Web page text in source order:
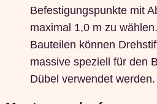
Befestigungspunkte mit
maximal 1,0 m zu
Bauteilen können
massive speziell für den
Dübel verwendet werden.